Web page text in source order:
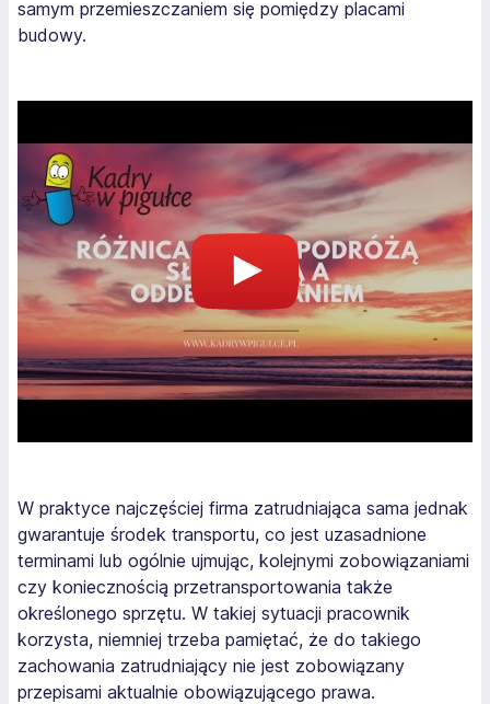
samym przemieszczaniem się pomiędzy placami
budowy.
W praktyce najczęściej firma zatrudniająca sama jednak
gwarantuje środek transportu, co jest uzasadnione
terminami lub ogólnie ujmując, kolejnymi zobowiązaniami
czy koniecznością przetransportowania także
określonego sprzętu. W takiej sytuacji pracownik
korzysta, niemniej trzeba pamiętać, że do takiego
zachowania zatrudniający nie jest zobowiązany
przepisami aktualnie obowiązującego prawa.